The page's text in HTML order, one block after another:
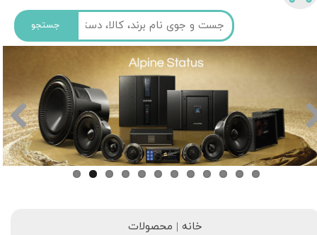
جستجو
خانه | محصولات